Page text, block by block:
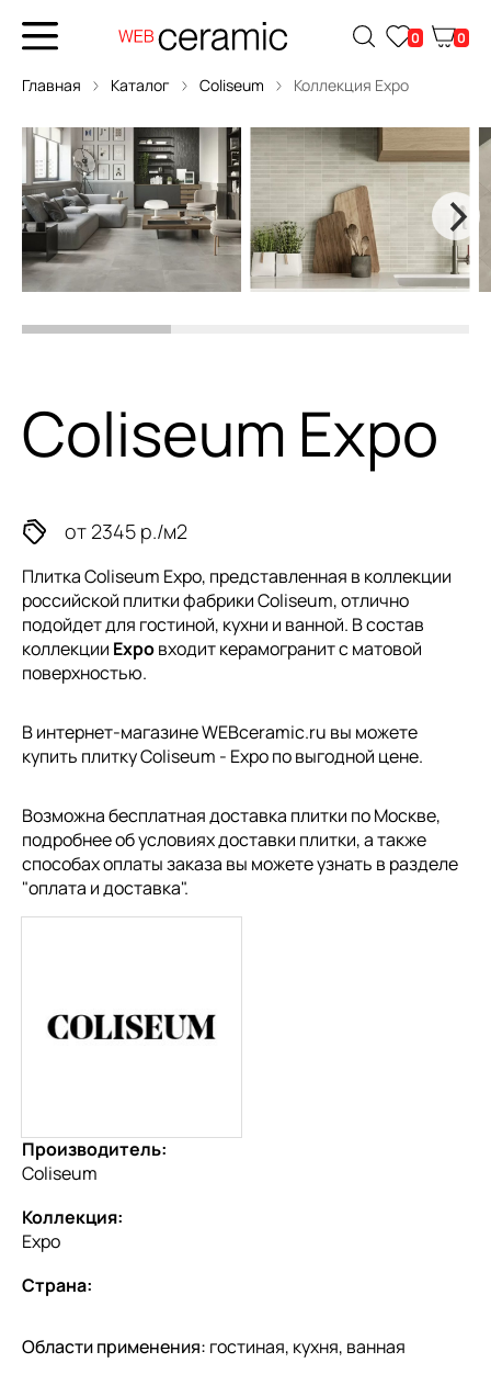
0 0
Главная Каталог Coliseum Коллекция Expo
Coliseum Expo
от 2345 р./м2
Плитка Coliseum Expo, представленная в коллекции
российской плиткифабрики Coliseum, отлично
подойдет для гостиной, кухни и ванной. В состав
коллекции Expoвходит керамогранит с матовой
поверхностью.
В интернет-магазине WEBceramic.ru вы можете
купить плитку Coliseum - Expo по выгодной цене.
Возможна бесплатная доставка плитки по Москве,
подробнее об условиях доставки плитки, а также
способах оплаты заказа вы можете узнать в разделе
"оплата и доставка".
Производитель:
Coliseum
Коллекция:
Expo
Страна:
Области применения: гостиная, кухня, ванная